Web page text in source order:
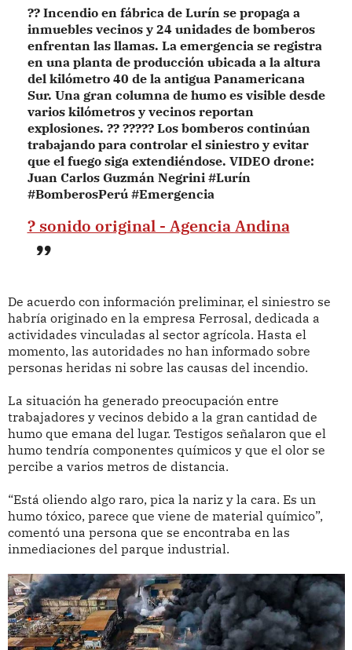
?? Incendio en fábrica de Lurín se propaga a
inmuebles vecinos y 24 unidades de bomberos
enfrentan las llamas. La emergencia se registra
en una planta de producción ubicada a la altura
del kilómetro 40 de la antigua Panamericana
Sur. Una gran columna de humo es visible desde
varios kilómetros y vecinos reportan
explosiones. ?? ????? Los bomberos continúan
trabajando para controlar el siniestro y evitar
que el fuego siga extendiéndose. VIDEO drone:
Juan Carlos Guzmán Negrini #Lurín
#BomberosPerú #Emergencia
? sonido original - Agencia Andina
De acuerdo con información preliminar, el siniestro se
habría originado en la empresa Ferrosal, dedicada a
actividades vinculadas al sector agrícola. Hasta el
momento, las autoridades no han informado sobre
personas heridas ni sobre las causas del incendio.
La situación ha generado preocupación entre
trabajadores y vecinos debido a la gran cantidad de
humo que emana del lugar. Testigos señalaron que el
humo tendría componentes químicos y que el olor se
percibe a varios metros de distancia.
“Está oliendo algo raro, pica la nariz y la cara. Es un
humo tóxico, parece que viene de material químico”,
comentó una persona que se encontraba en las
inmediaciones del parque industrial.